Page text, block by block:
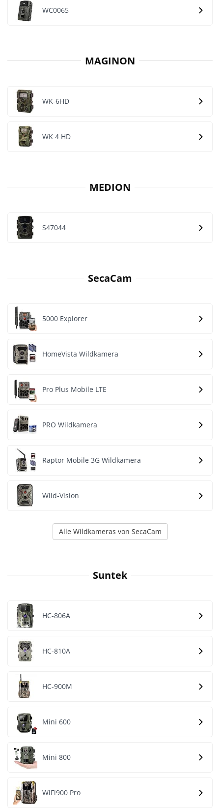
WC0065
MAGINON
WK-6HD
WK 4 HD
MEDION
S47044
SecaCam
5000 Explorer
HomeVista Wildkamera
Pro Plus Mobile LTE
PRO Wildkamera
Raptor Mobile 3G Wildkamera
Wild-Vision
Alle Wildkameras von SecaCam
Suntek
HC-806A
HC-810A
HC-900M
Mini 600
Mini 800
WiFi900 Pro